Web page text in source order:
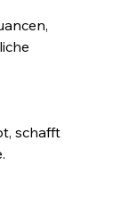
schafft